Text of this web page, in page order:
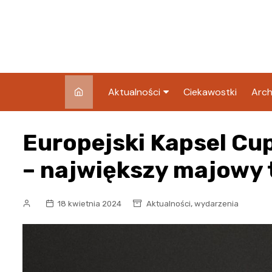
Aktualności
Blog
Ciekawostki
Europejski Kapsel
– największy
18 kwietnia 2024 Aktualności, wydarzenia